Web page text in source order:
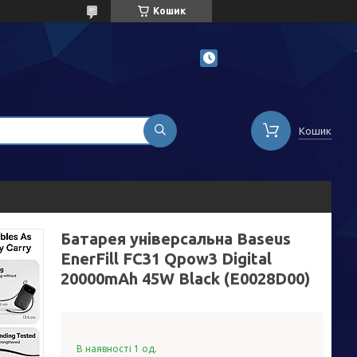
Кошик
Кошик
Батарея універсальна Baseus
EnerFill FC31 Qpow3 Digital
20000mAh 45W Black (E0028D00)
В наявності 1 од.